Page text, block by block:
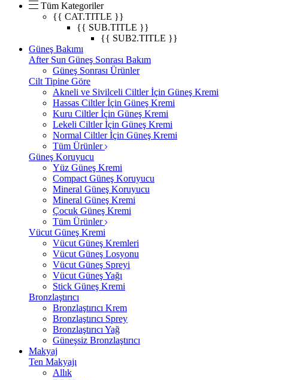
Tüm Kategoriler
{{ CAT.TITLE }}
{{ SUB.TITLE }}
{{ SUB2.TITLE }}
Güneş Bakımı
After Sun Güneş Sonrası Bakım
Güneş Sonrası Ürünler
Cilt Tipine Göre
Akneli ve Sivilceli Ciltler İçin Güneş Kremi
Hassas Ciltler İçin Güneş Kremi
Kuru Ciltler İçin Güneş Kremi
Lekeli Ciltler İçin Güneş Kremi
Normal Ciltler İçin Güneş Kremi
Tüm Ürünler
Güneş Koruyucu
Yüz Güneş Kremi
Compact Güneş Koruyucu
Mineral Güneş Koruyucu
Mineral Güneş Kremi
Çocuk Güneş Kremi
Tüm Ürünler
Vücut Güneş Kremi
Vücut Güneş Kremleri
Vücut Güneş Losyonu
Vücut Güneş Spreyi
Vücut Güneş Yağı
Stick Güneş Kremi
Bronzlaştırıcı
Bronzlaştırıcı Krem
Bronzlaştırıcı Sprey
Bronzlaştırıcı Yağ
Güneşsiz Bronzlaştırıcı
Makyaj
Ten Makyajı
Allık